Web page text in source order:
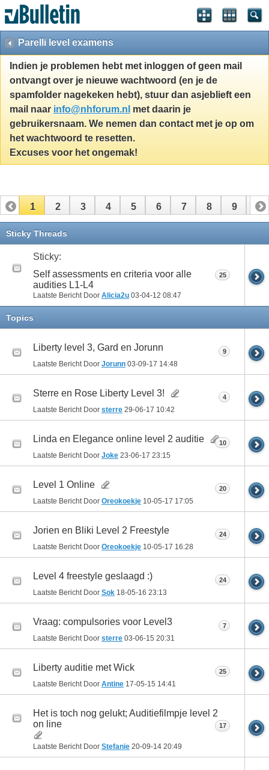
Parelli level examens
Indien je problemen hebt met inloggen of geen mail
ontvangt over je nieuwe wachtwoord (en je de
spamfolder nagekeken hebt), stuur dan asjeblieft een
mail naar info@nhforum.nl met daarin je
gebruikersnaam. We nemen dan contact met je op om
het wachtwoord te resetten.
Excuses voor het ongemak!
1 2 3 4 5 6 7 8 9 10
11
Sticky Threads
Sticky:
Self assessments en criteria voor alle
audities L1-L4
Laatste Bericht Door Alicia2u 03-04-12 08:47
25
Topics
Liberty level 3, Gard en Jorunn
Laatste Bericht Door Jorunn 03-09-17 14:48
9
Sterre en Rose Liberty Level 3!
Laatste Bericht Door sterre 29-06-17 10:42
4
Linda en Elegance online level 2 auditie
Laatste Bericht Door Joke 23-06-17 23:15
10
Level 1 Online
Laatste Bericht Door Oreokoekje 10-05-17 17:05
20
Jorien en Bliki Level 2 Freestyle
Laatste Bericht Door Oreokoekje 10-05-17 16:28
24
Level 4 freestyle geslaagd :)
Laatste Bericht Door Sok 18-05-16 23:13
24
Vraag: compulsories voor Level3
Laatste Bericht Door sterre 03-06-15 20:31
7
Liberty auditie met Wick
Laatste Bericht Door Antine 17-05-15 14:41
25
Het is toch nog gelukt; Auditiefilmpje level 2
on line
Laatste Bericht Door Stefanie 20-09-14 20:49
17